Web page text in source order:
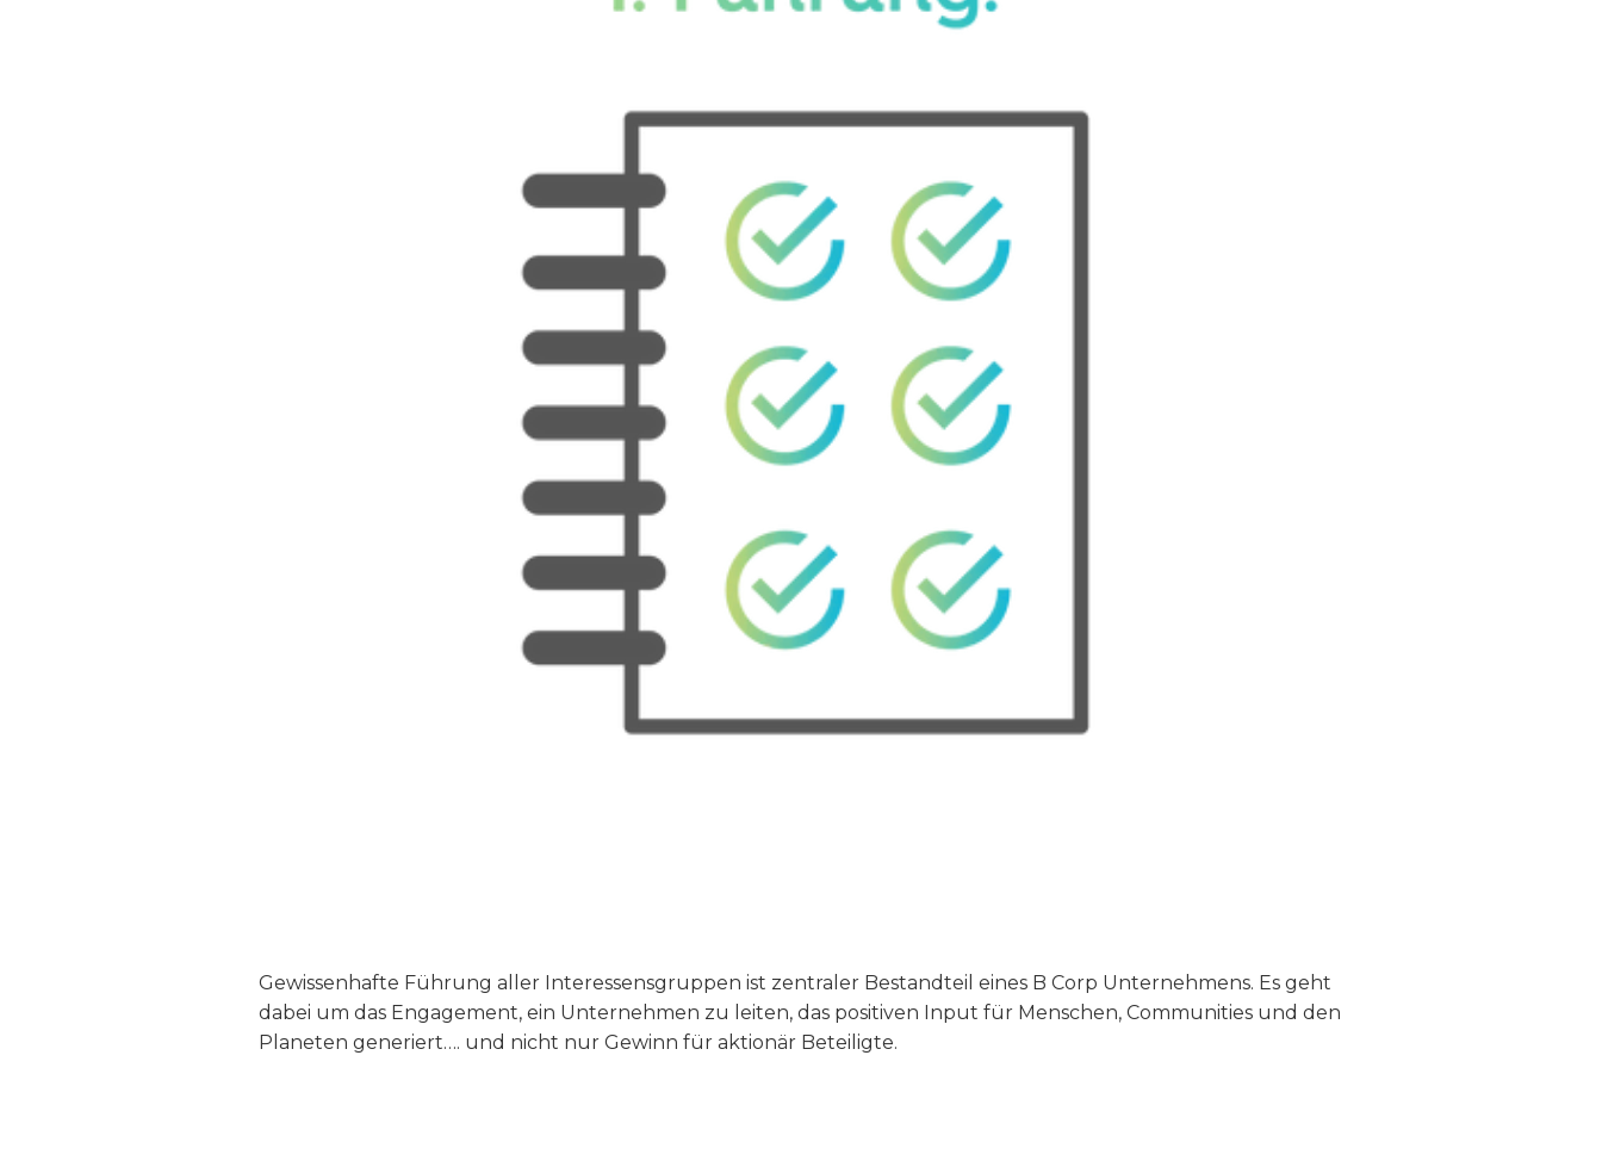
Gewissenhafte Führung aller Interessensgruppen ist zentraler Bestandteil eines B Corp Unternehmens. Es geht
dabei um das Engagement, ein Unternehmen zu leiten, das positiven Input für Menschen, Communities und den
Planeten generiert…. und nicht nur Gewinn für aktionär Beteiligte.